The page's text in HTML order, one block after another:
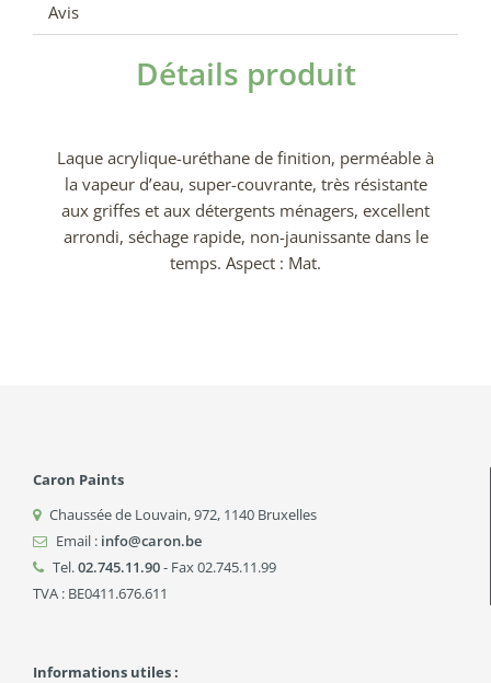
Avis
Détails produit
Laque acrylique-uréthane de finition, perméable à
la vapeur d’eau, super-couvrante, très résistante
aux griffes et aux détergents ménagers, excellent
arrondi, séchage rapide, non-jaunissante dans le
temps. Aspect : Mat.
Caron Paints
Chaussée de Louvain, 972, 1140 Bruxelles
Email : info@caron.be
Tel.02.745.11.90- Fax 02.745.11.99
TVA : BE0411.676.611
Informations utiles :